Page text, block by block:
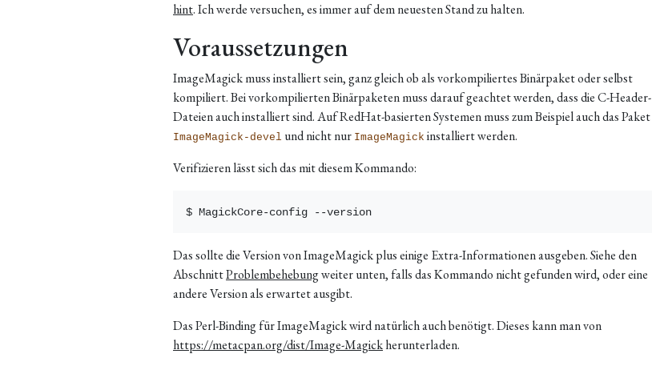
hint. Ich werde versuchen, es immer auf dem neuesten Stand zu halten.
Voraussetzungen
ImageMagick muss installiert sein, ganz gleich ob als vorkompiliertes Binärpaket oder selbst
kompiliert. Bei vorkompilierten Binärpaketen muss darauf geachtet werden, dass die C-Header-
Dateien auch installiert sind. Auf RedHat-basierten Systemen muss zum Beispiel auch das Paket
ImageMagick-devel und nicht nur ImageMagick installiert werden.
Verifizieren lässt sich das mit diesem Kommando:
Das sollte die Version von ImageMagick plus einige Extra-Informationen ausgeben. Siehe den
AbschnittProblembehebungweiter unten, falls das Kommando nicht gefunden wird, oder eine
andere Version als erwartet ausgibt.
Das Perl-Binding für ImageMagick wird natürlich auch benötigt. Dieses kann man von
https://metacpan.org/dist/Image-Magickherunterladen.